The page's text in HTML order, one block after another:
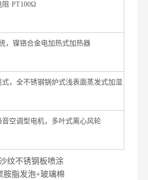
·PT100Ω
，镍铬合金电加热式加热器
式，全不锈钢锅炉式浅表面蒸发式加湿
音空调型电机，多叶式离心风轮
纹不锈钢板喷涂
胺脂发泡+玻璃棉